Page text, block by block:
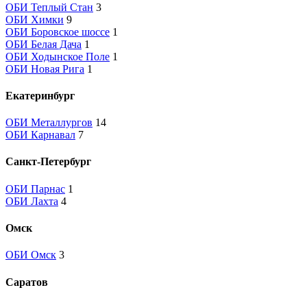
ОБИ Теплый Стан 3
ОБИ Химки 9
ОБИ Боровское шоссе 1
ОБИ Белая Дача 1
ОБИ Ходынское Поле 1
ОБИ Новая Рига 1
Екатеринбург
ОБИ Металлургов 14
ОБИ Карнавал 7
Санкт-Петербург
ОБИ Парнас 1
ОБИ Лахта 4
Омск
ОБИ Омск 3
Саратов